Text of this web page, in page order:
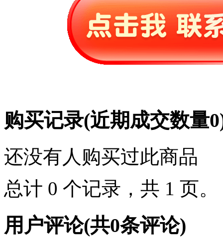
购买记录(近期成交数量0
还没有人购买过此商品
总计 0 个记录，共 1 页。
用户评论(共0条评论)